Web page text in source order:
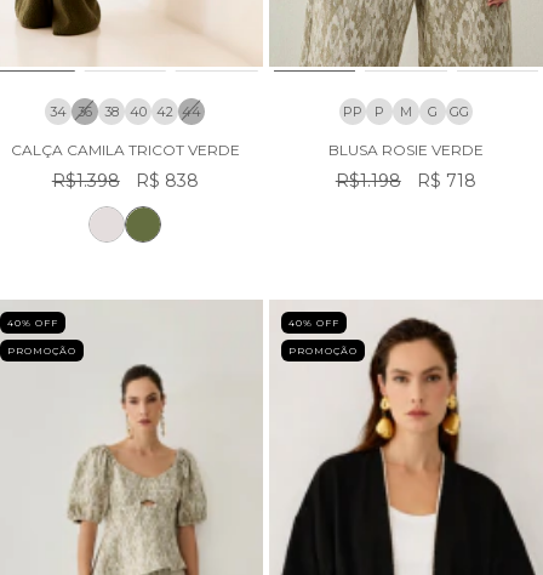
34 36 38 40 42 44
CALÇA CAMILA TRICOT VERDE
R$1.398 R$ 838
PP P M G GG
BLUSA ROSIE VERDE
R$1.198 R$ 718
40% OFF
PROMOÇÃO
40% OFF
PROMOÇÃO